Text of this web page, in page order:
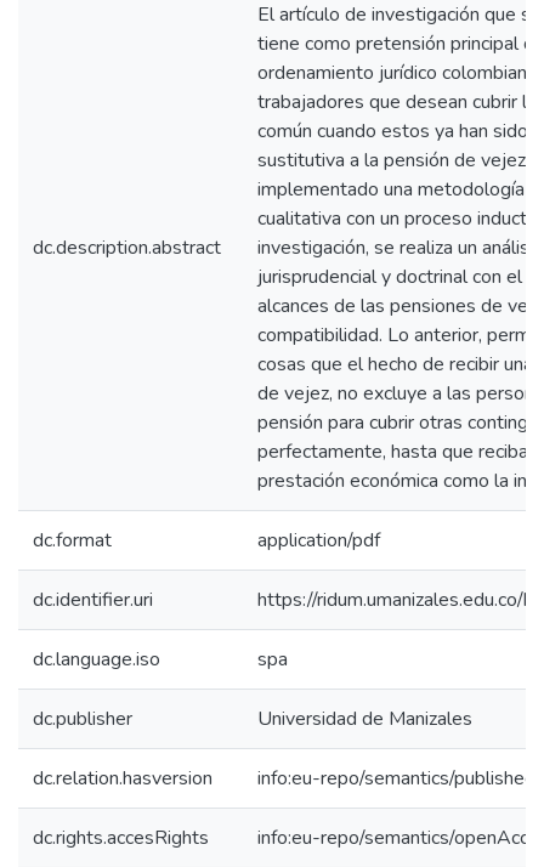
dc.description.abstract
El artículo de investigación que
tiene como pretensión principal
ordenamiento jurídico
trabajadores que desean cubrir
común cuando estos ya han sido
sustitutiva a la pensión de vejez.
implementado una metodología
cualitativa con un proceso
investigación, se realiza un
jurisprudencial y doctrinal con el
alcances de las pensiones de
compatibilidad. Lo anterior,
cosas que el hecho de recibir una
de vejez, no excluye a las
pensión para cubrir otras
perfectamente, hasta que reciban
prestación económica como la
dc.format application/pdf
dc.identifier.uri https://
dc.language.iso spa
dc.publisher Universidad de Manizales
dc.relation.hasversion info:eu-repo/semantics/
dc.rights.accesRights info:eu-repo/semantics/